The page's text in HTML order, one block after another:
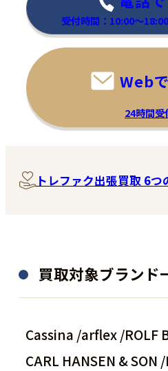
受付時間：10:00～18:00
Web
24時間受
トレファク出張買取 6つ
買取対象ブランド
Cassina /arflex /ROLF
CARL HANSEN & SON /